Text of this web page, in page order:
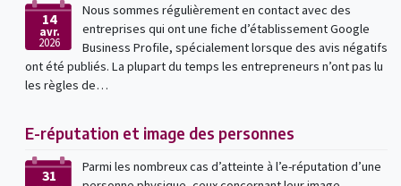
14
avr.
2026
Nous sommes régulièrement en contact avec des
entreprises qui ont une fiche d’établissement Google
Business Profile, spécialement lorsque des avis négatifs
ont été publiés. La plupart du temps les entrepreneurs n’ont pas lu
les règles de…
E-réputation et image des personnes
31
Parmi les nombreux cas d’atteinte à l’e-réputation d’une